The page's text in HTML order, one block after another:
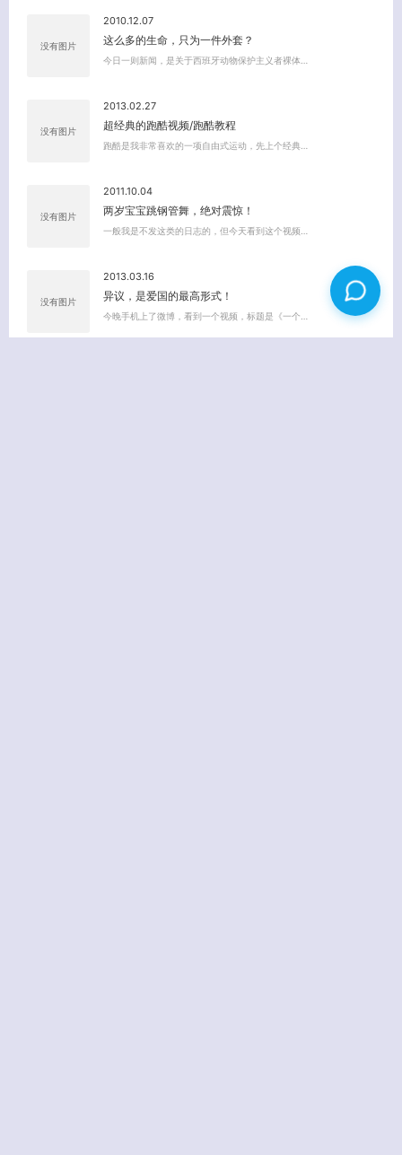
没有图片
2010.12.07
这么多的生命，只为一件外套？
今日一则新闻，是关于西班牙动物保护主义者裸体…
没有图片
2013.02.27
超经典的跑酷视频/跑酷教程
跑酷是我非常喜欢的一项自由式运动，先上个经典…
没有图片
2011.10.04
两岁宝宝跳钢管舞，绝对震惊！
一般我是不发这类的日志的，但今天看到这个视频…
没有图片
2013.03.16
异议，是爱国的最高形式！
今晚手机上了微博，看到一个视频，标题是《一个…